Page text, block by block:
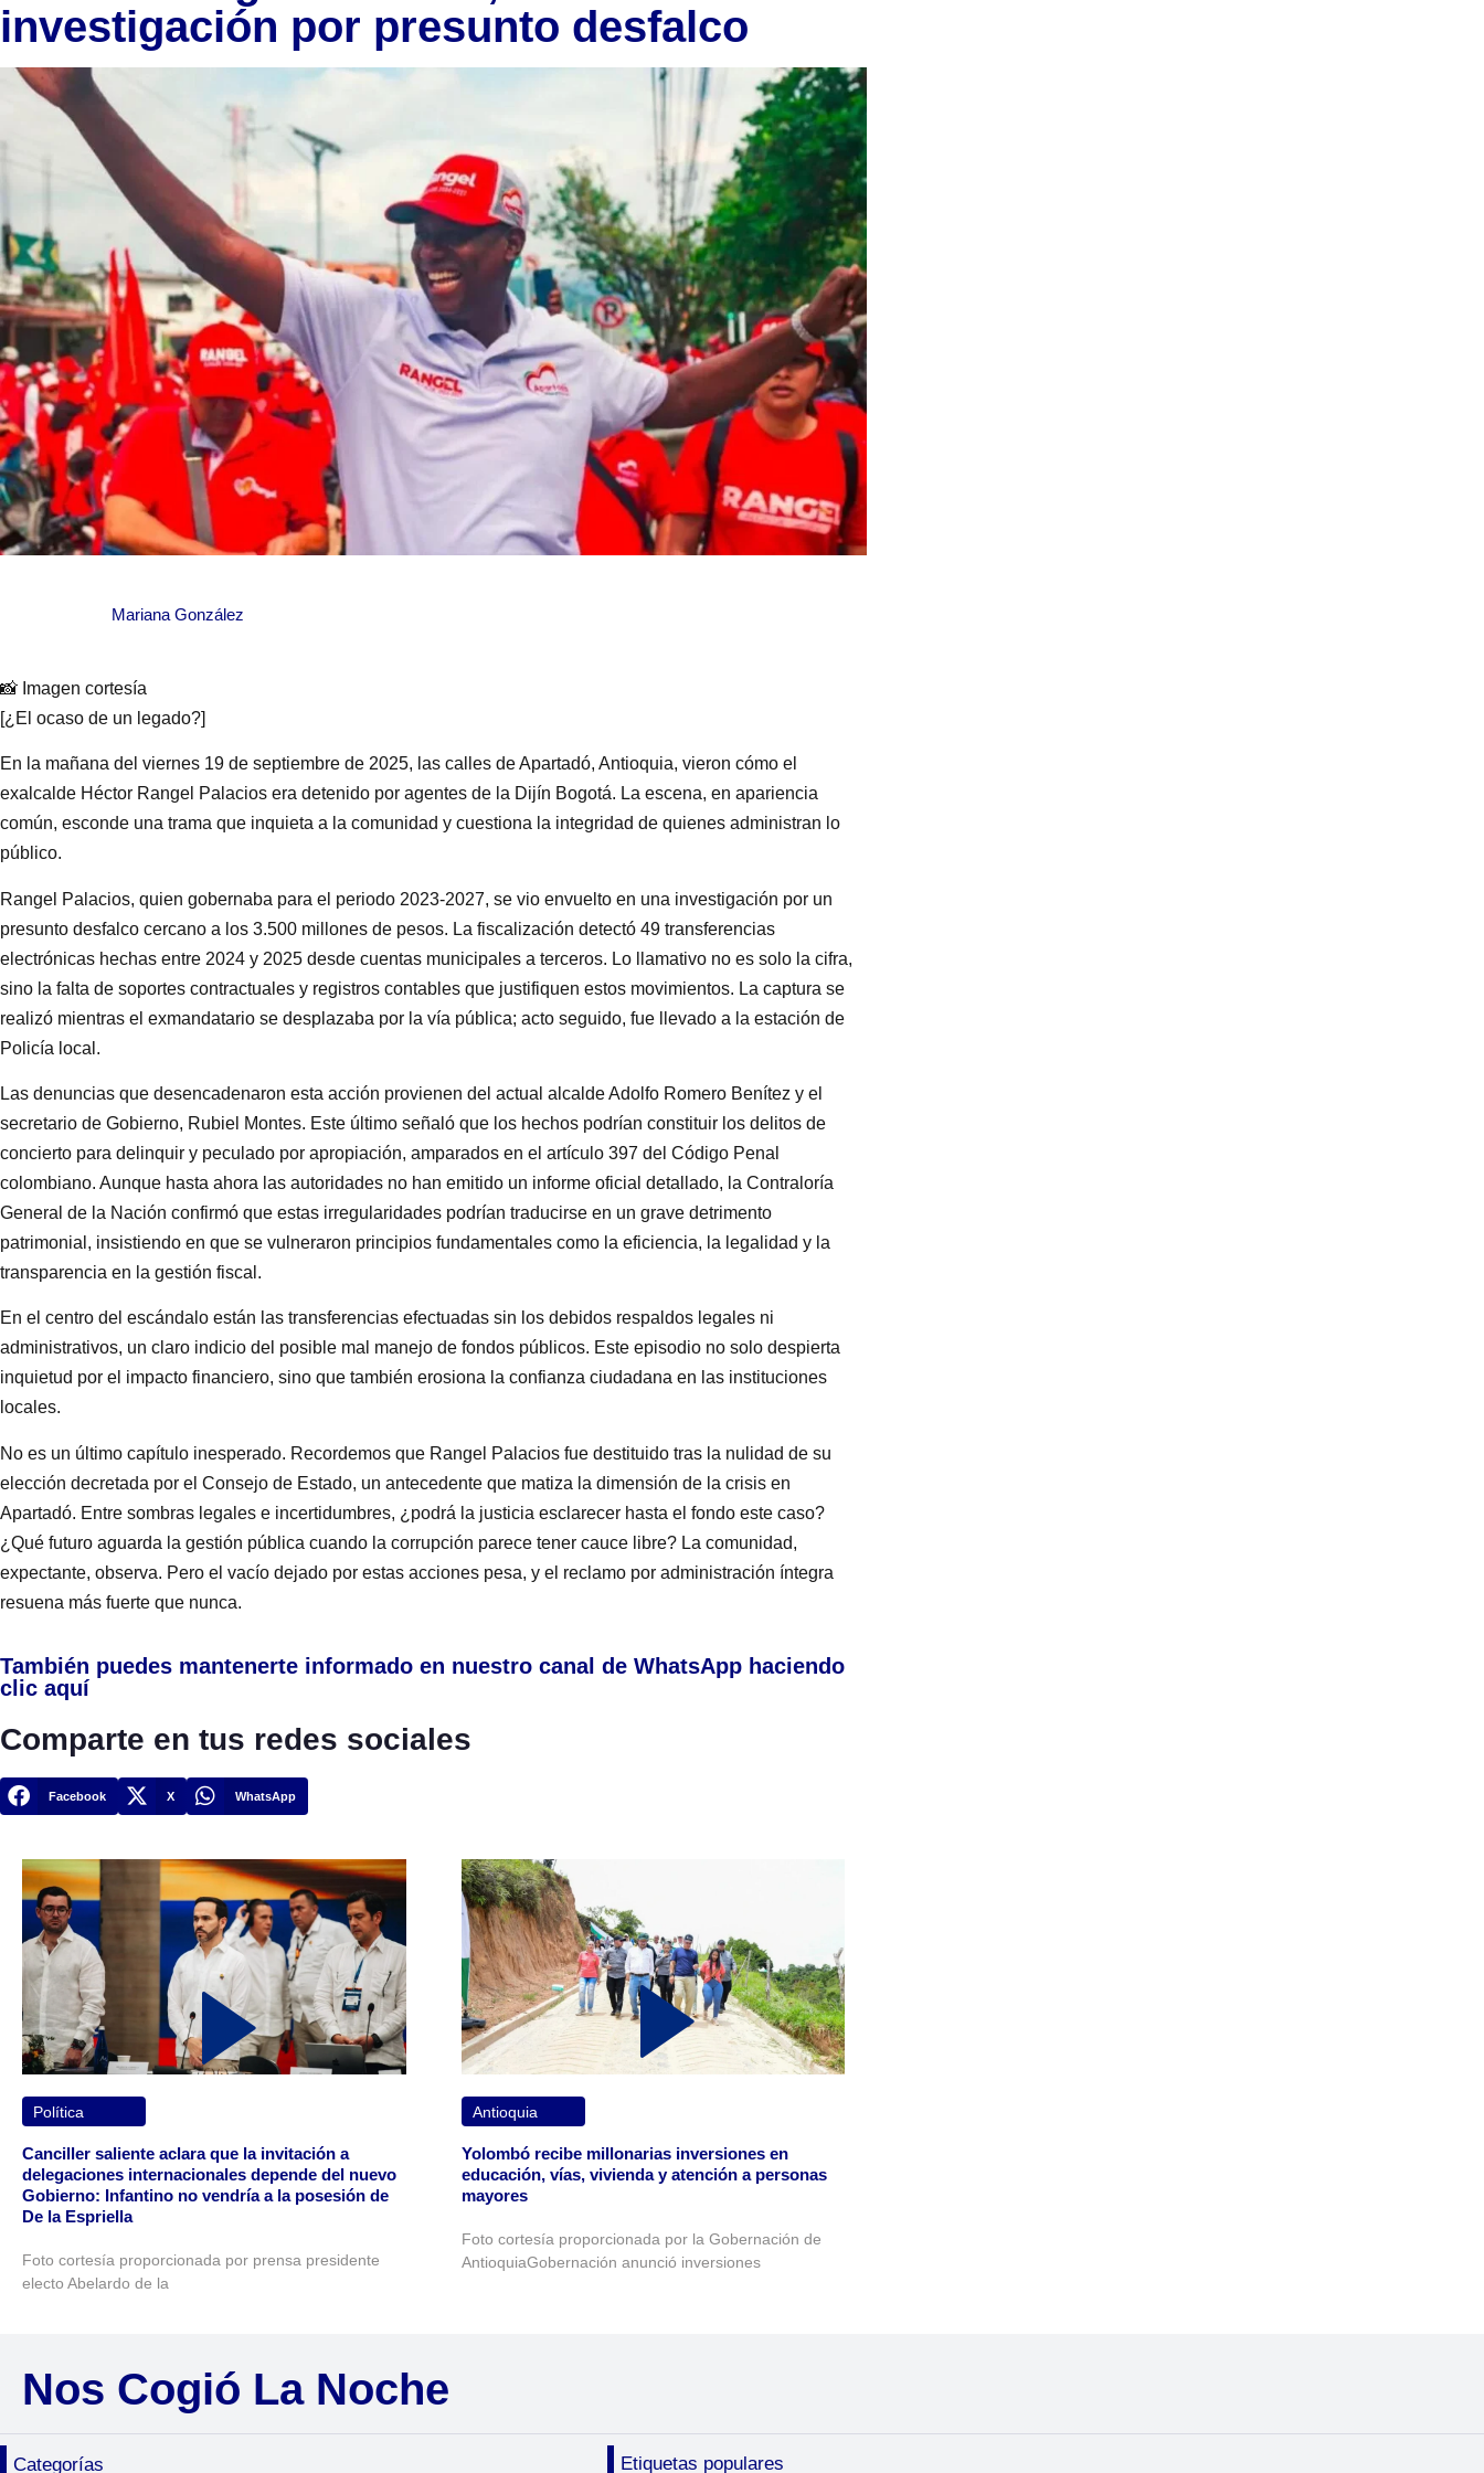
investigación por presunto desfalco
Mariana González
📸 Imagen cortesía
[¿El ocaso de un legado?]
En la mañana del viernes 19 de septiembre de 2025, las calles de Apartadó, Antioquia, vieron cómo el
exalcalde Héctor Rangel Palacios era detenido por agentes de la Dijín Bogotá. La escena, en apariencia
común, esconde una trama que inquieta a la comunidad y cuestiona la integridad de quienes administran lo
público.
Rangel Palacios, quien gobernaba para el periodo 2023-2027, se vio envuelto en una investigación por un
presunto desfalco cercano a los 3.500 millones de pesos. La fiscalización detectó 49 transferencias
electrónicas hechas entre 2024 y 2025 desde cuentas municipales a terceros. Lo llamativo no es solo la cifra,
sino la falta de soportes contractuales y registros contables que justifiquen estos movimientos. La captura se
realizó mientras el exmandatario se desplazaba por la vía pública; acto seguido, fue llevado a la estación de
Policía local.
Las denuncias que desencadenaron esta acción provienen del actual alcalde Adolfo Romero Benítez y el
secretario de Gobierno, Rubiel Montes. Este último señaló que los hechos podrían constituir los delitos de
concierto para delinquir y peculado por apropiación, amparados en el artículo 397 del Código Penal
colombiano. Aunque hasta ahora las autoridades no han emitido un informe oficial detallado, la Contraloría
General de la Nación confirmó que estas irregularidades podrían traducirse en un grave detrimento
patrimonial, insistiendo en que se vulneraron principios fundamentales como la eficiencia, la legalidad y la
transparencia en la gestión fiscal.
En el centro del escándalo están las transferencias efectuadas sin los debidos respaldos legales ni
administrativos, un claro indicio del posible mal manejo de fondos públicos. Este episodio no solo despierta
inquietud por el impacto financiero, sino que también erosiona la confianza ciudadana en las instituciones
locales.
No es un último capítulo inesperado. Recordemos que Rangel Palacios fue destituido tras la nulidad de su
elección decretada por el Consejo de Estado, un antecedente que matiza la dimensión de la crisis en
Apartadó. Entre sombras legales e incertidumbres, ¿podrá la justicia esclarecer hasta el fondo este caso?
¿Qué futuro aguarda la gestión pública cuando la corrupción parece tener cauce libre? La comunidad,
expectante, observa. Pero el vacío dejado por estas acciones pesa, y el reclamo por administración íntegra
resuena más fuerte que nunca.
También puedes mantenerte informado en nuestro canal de WhatsApp haciendo
clic aquí
Comparte en tus redes sociales
Facebook X WhatsApp
Política
Canciller saliente aclara que la invitación a
delegaciones internacionales depende del nuevo
Gobierno: Infantino no vendría a la posesión de
De la Espriella
Foto cortesía proporcionada por prensa presidente
electo Abelardo de la
Antioquia
Yolombó recibe millonarias inversiones en
educación, vías, vivienda y atención a personas
mayores
Foto cortesía proporcionada por la Gobernación de
AntioquiaGobernación anunció inversiones
Nos Cogió La Noche
Categorías Etiquetas populares